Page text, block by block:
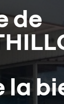
de
la